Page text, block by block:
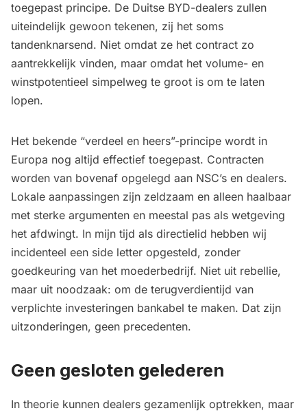
toegepast principe. De Duitse BYD-dealers zullen
uiteindelijk gewoon tekenen, zij het soms
tandenknarsend. Niet omdat ze het contract zo
aantrekkelijk vinden, maar omdat het volume- en
winstpotentieel simpelweg te groot is om te laten
lopen.
Het bekende “verdeel en heers”-principe wordt in
Europa nog altijd effectief toegepast. Contracten
worden van bovenaf opgelegd aan NSC’s en dealers.
Lokale aanpassingen zijn zeldzaam en alleen haalbaar
met sterke argumenten en meestal pas als wetgeving
het afdwingt. In mijn tijd als directielid hebben wij
incidenteel een side letter opgesteld, zonder
goedkeuring van het moederbedrijf. Niet uit rebellie,
maar uit noodzaak: om de terugverdientijd van
verplichte investeringen bankabel te maken. Dat zijn
uitzonderingen, geen precedenten.
Geen gesloten gelederen
In theorie kunnen dealers gezamenlijk optrekken, maar